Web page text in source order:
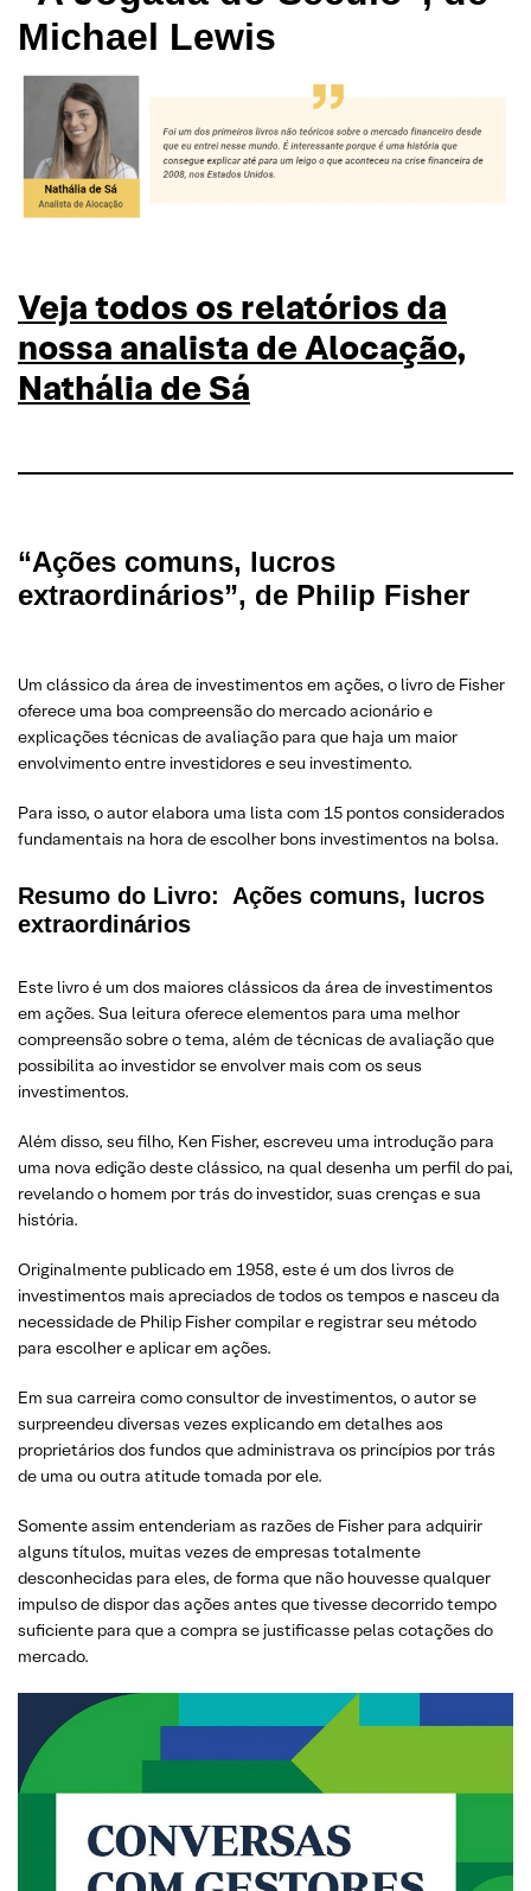
Michael Lewis
Veja todos os relatórios da
nossa analista de Alocação,
Nathália de Sá
“Ações comuns, lucros
extraordinários”, de Philip Fisher
Um clássico da área de investimentos em ações, o livro de Fisher
oferece uma boa compreensão do mercado acionário e
explicações técnicas de avaliação para que haja um maior
envolvimento entre investidores e seu investimento.
Para isso, o autor elabora uma lista com 15 pontos considerados
fundamentais na hora de escolher bons investimentos na bolsa.
Resumo do Livro: Ações comuns, lucros
extraordinários
Este livro é um dos maiores clássicos da área de investimentos
em ações. Sua leitura oferece elementos para uma melhor
compreensão sobre o tema, além de técnicas de avaliação que
possibilita ao investidor se envolver mais com os seus
investimentos.
Além disso, seu filho, Ken Fisher, escreveu uma introdução para
uma nova edição deste clássico, na qual desenha um perfil do pai,
revelando o homem por trás do investidor, suas crenças e sua
história.
Originalmente publicado em 1958, este é um dos livros de
investimentos mais apreciados de todos os tempos e nasceu da
necessidade de Philip Fisher compilar e registrar seu método
para escolher e aplicar em ações.
Em sua carreira como consultor de investimentos, o autor se
surpreendeu diversas vezes explicando em detalhes aos
proprietários dos fundos que administrava os princípios por trás
de uma ou outra atitude tomada por ele.
Somente assim entenderiam as razões de Fisher para adquirir
alguns títulos, muitas vezes de empresas totalmente
desconhecidas para eles, de forma que não houvesse qualquer
impulso de dispor das ações antes que tivesse decorrido tempo
suficiente para que a compra se justificasse pelas cotações do
mercado.